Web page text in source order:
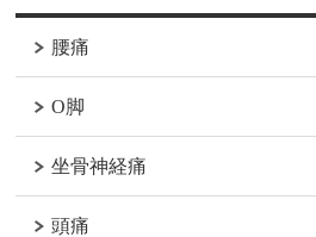
腰痛
O脚
坐骨神経痛
頭痛